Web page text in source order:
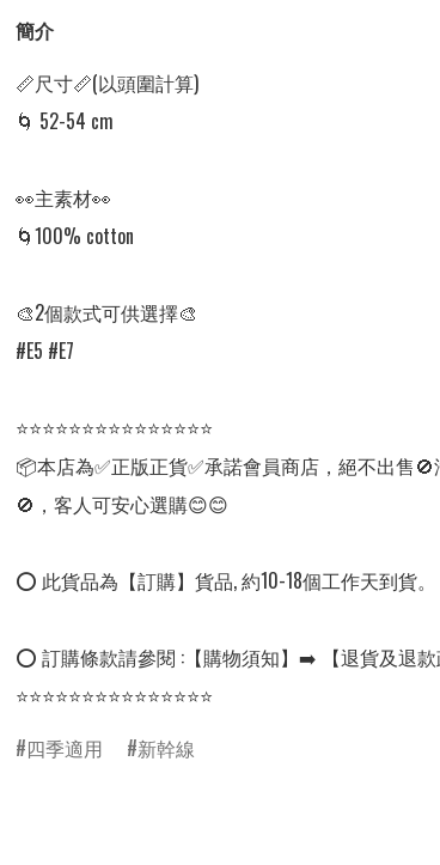
簡介
📏尺寸📏(以頭圍計算)
🌀 52-54 cm
👀主素材👀
🌀100% cotton
🎨2個款式可供選擇🎨
#E5 #E7
⭐⭐⭐⭐⭐⭐⭐⭐⭐⭐⭐⭐⭐⭐⭐
📦本店為✅正版正貨✅承諾會員商店，絕不出售
🚫，客人可安心選購😊😊
⭕ 此貨品為【訂購】貨品, 約10-18個工作天到貨。
⭕ 訂購條款請參閱 :【購物須知】➡️ 【退貨及退款
⭐⭐⭐⭐⭐⭐⭐⭐⭐⭐⭐⭐⭐⭐⭐
四季適用
新幹線